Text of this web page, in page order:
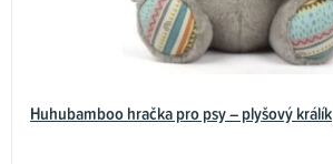
Huhubamboo hračka pro psy – plyšový králík